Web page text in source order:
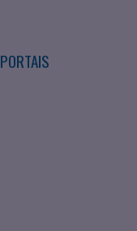
PORTAIS